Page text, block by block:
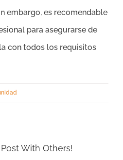
embargo, es recomendable
para asegurarse de
con todos los requisitos
With Others!